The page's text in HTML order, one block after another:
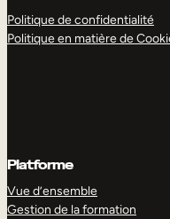
Politique de confidentialité
Politique en matière de
Platforme
Vue d’ensemble
Gestion de la formation